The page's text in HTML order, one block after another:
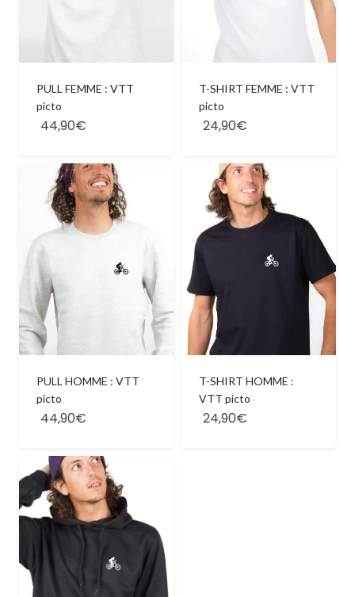
PULL FEMME : VTT
picto
44,90€
T-SHIRT FEMME : VTT
picto
24,90€
PULL HOMME : VTT
picto
44,90€
T-SHIRT HOMME :
VTT picto
24,90€